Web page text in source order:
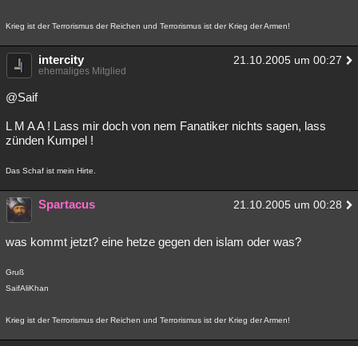
Krieg ist der Terrorismus der Reichen und Terrorismus ist der Krieg der Armen!
intercity 21.10.2005 um 00:27
ehemaliges Mitglied
@Saif
L M A A ! Lass mir doch von nem Fanatiker nichts sagen, lass
zünden Kumpel !
Das Schaf ist mein Hirte.
Spartacus 21.10.2005 um 00:28
was kommt jetzt? eine hetze gegen den islam oder was?
Gruß
SaifAliKhan
Krieg ist der Terrorismus der Reichen und Terrorismus ist der Krieg der Armen!